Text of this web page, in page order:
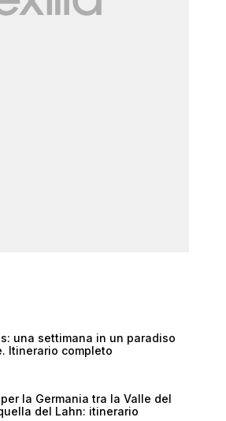
una settimana in un paradiso
Itinerario completo
la Germania tra la Valle del
del Lahn: itinerario